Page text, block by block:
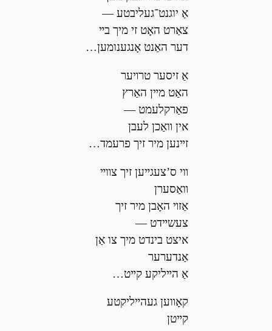
אַ יוגנט־געליבטע —
צאַרט האָט זי מיך בײ
דער האַנט אָנגענומען…
אַ זיסער טרױער
האַט מײן האַרץ
פאַרקלעמט —
אין װאַכן לעבן
זײנען מיר זיך פרעמד…
װי ס’צעגײען זיך צװײ
װאַסערן
אַזױ האָבן מיר זיך
צעשײדט —
איצט בינדט מיך צו אַן
אַנדערער
אַ הײליקע קײט…
קאָװען געהײליקטע
קײטן